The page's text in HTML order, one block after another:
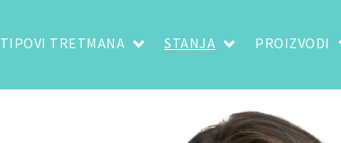
TIPOVI TRETMANA STANJA PROIZVODI